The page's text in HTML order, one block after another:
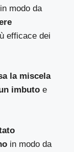
modo da
efficace dei
la miscela
imbuto e
in modo da